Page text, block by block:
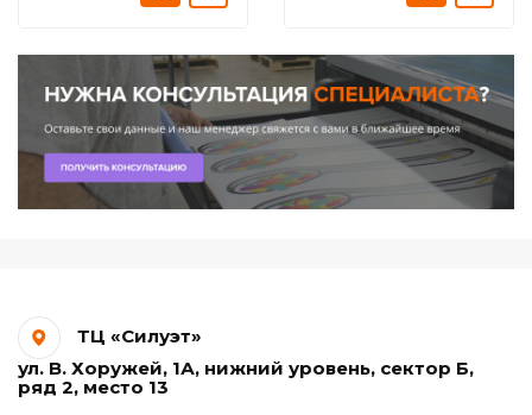
ТЦ «Силуэт»
ул. В. Хоружей, 1А, нижний уровень, сектор Б,
ряд 2, место 13